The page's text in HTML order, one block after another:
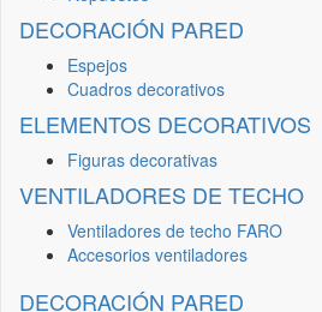
DECORACIÓN PARED
Espejos
Cuadros decorativos
ELEMENTOS DECORATIVOS
Figuras decorativas
VENTILADORES DE TECHO
Ventiladores de techo FARO
Accesorios ventiladores
DECORACIÓN PARED